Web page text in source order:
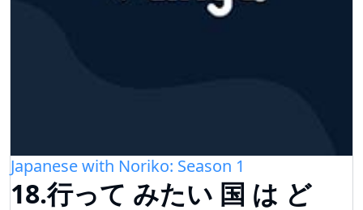
Japanese with Noriko: Season 1
18.行って みたい 国 は ど